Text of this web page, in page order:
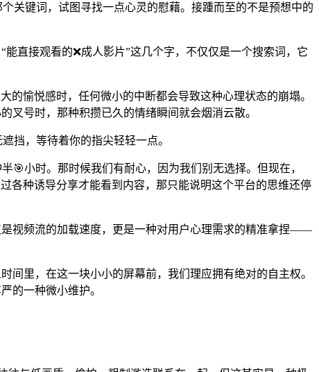
关键词，试图寻找一点心灵的慰藉。接踵而至的不是预想中的
直接观看的❌成人影片”这几个字，不仅仅是一个搜索词，它
的愉悦感时，任何微小的中断都会导致这种心理状态的崩塌。
叉号时，那种积攒已久的情绪瞬间就会烟消云散。
挡，等待着你的指尖轻轻一点。
🎯小时。那时候我们有耐心，因为我们别无选择。但现在，
各种诱导分享才能看到内容，那只能说明这个平台的思维还停
视频流的加载速度，更是一种对用户心理需求的精准拿捏——
间里，在这一块小小的屏幕前，我们理应拥有绝对的自主权。
的一种微小维护。